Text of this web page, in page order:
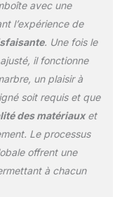
La gravité
billes vers le
qu'un
spécial les
Les différentes
piste et les
rendent
: le modèle en
Marble
avec une
l’expérience de
. Une fois le
il fonctionne
un plaisir à
soit requis et que
des matériauxet
Le processus
offrent une
à chacun